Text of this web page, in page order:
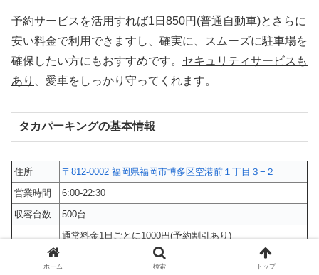
予約サービスを活用すれば1日850円(普通自動車)とさらに
安い料金で利用できますし、確実に、スムーズに駐車場を
確保したい方にもおすすめです。 セキュリティサービスも
あり
、愛車をしっかり守ってくれます。
タカパーキングの基本情報
住所
〒812-0002 福岡県福岡市博多区空港前１丁目３−２
営業時間
6:00-22:30
収容台数
500台
料金
通常料金1日ごとに1000円(予約割引あり)
軽自動車1日1200円、2日1600円…
ホーム 検索 トップ